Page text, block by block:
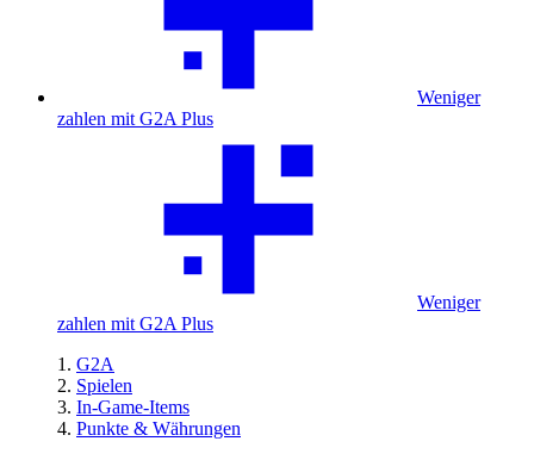
Weniger
zahlen mit G2A Plus
Weniger
zahlen mit G2A Plus
G2A
Spielen
In-Game-Items
Punkte & Währungen